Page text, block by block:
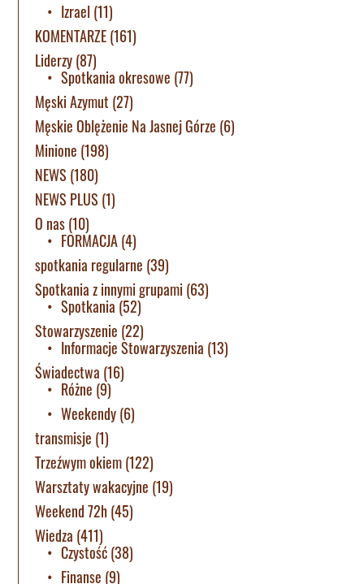
Izrael (11)
KOMENTARZE(161)
Liderzy(87)
Spotkania okresowe (77)
Męski Azymut (27)
Męskie Oblężenie Na Jasnej Górze (6)
Minione (198)
NEWS (180)
NEWS PLUS (1)
O nas(10)
FORMACJA(4)
spotkania regularne (39)
Spotkania z innymi grupami (63)
Spotkania (52)
Stowarzyszenie (22)
Informacje Stowarzyszenia (13)
Świadectwa (16)
Różne (9)
Weekendy(6)
transmisje (1)
Trzeźwym okiem(122)
Warsztaty wakacyjne (19)
Weekend 72h(45)
Wiedza (411)
Czystość(38)
Finanse (9)